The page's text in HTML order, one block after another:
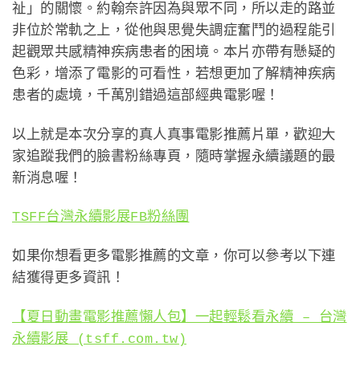
祉」的關懷。約翰奈許因為與眾不同，所以走的路並
非位於常軌之上，從他與思覺失調症奮鬥的過程能引
起觀眾共感精神疾病患者的困境。本片亦帶有懸疑的
色彩，增添了電影的可看性，若想更加了解精神疾病
患者的處境，千萬別錯過這部經典電影喔！
以上就是本次分享的真人真事電影推薦片單，歡迎大
家追蹤我們的臉書粉絲專頁，隨時掌握永續議題的最
新消息喔！
TSFF台灣永續影展FB粉絲團
如果你想看更多電影推薦的文章，你可以參考以下連
結獲得更多資訊！
【夏日動畫電影推薦懶人包】一起輕鬆看永續 – 台灣
永續影展 (tsff.com.tw)